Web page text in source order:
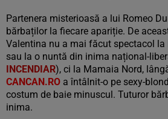
Partenera misterioasă a lui Romeo
bărbaților la fiecare apariție. De
Valentina nu a mai făcut spectacol la
sau la o nuntă din inima național-
INCENDIAR), ci la Mamaia Nord,
CANCAN.RO a întâlnit-o pe sexy-
costum de baie minuscul. Tuturor
inima.